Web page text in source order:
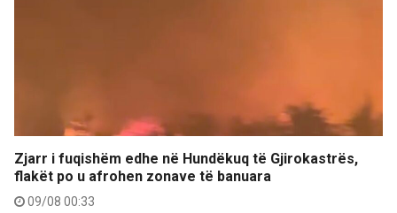
Zjarr i fuqishëm edhe në Hundëkuq të Gjirokastrës,
flakët po u afrohen zonave të banuara
09/08 00:33